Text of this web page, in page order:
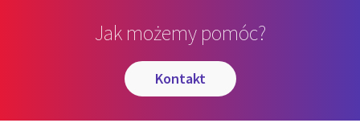
Jak możemy pomóc?
kontakt